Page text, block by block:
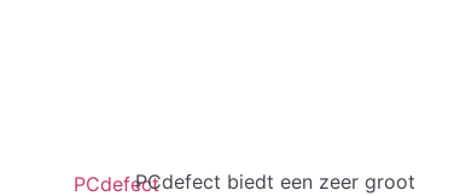
PCdefect biedt een zeer groot